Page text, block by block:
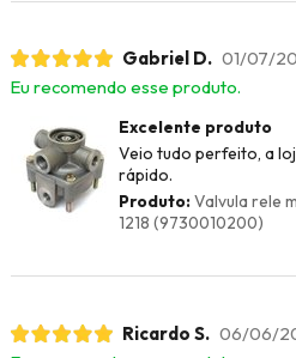
Gabriel D. 01/07/
Eu recomendo esse produto.
Excelente produto
Veio tudo perfeito, a
rápido.
Produto:Valvula rele
1218 (9730010200)
Ricardo S. 06/06/